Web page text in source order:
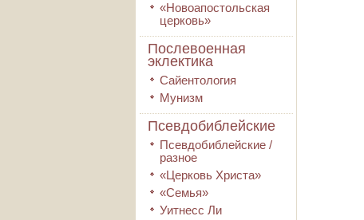
«Новоапостольская
церковь»
Послевоенная
эклектика
Сайентология
Мунизм
Псевдобиблейские
Псевдобиблейские /
разное
«Церковь Христа»
«Семья»
Уитнесс Ли